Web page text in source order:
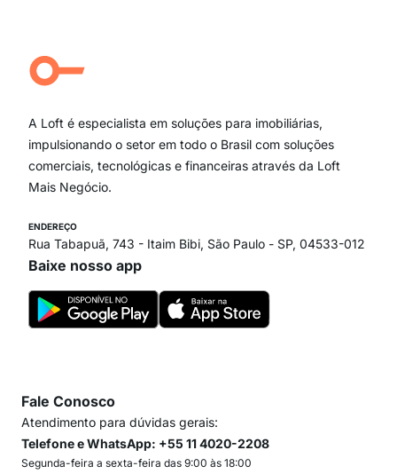
A Loft é especialista em soluções para imobiliárias,
impulsionando o setor em todo o Brasil com soluções
comerciais, tecnológicas e financeiras através da Loft
Mais Negócio.
ENDEREÇO
Rua Tabapuã, 743 - Itaim Bibi, São Paulo - SP, 04533-012
Baixe nosso app
Fale Conosco
Atendimento para dúvidas gerais:
Telefone e WhatsApp: +55 11 4020-2208
Segunda-feira a sexta-feira das 9:00 às 18:00